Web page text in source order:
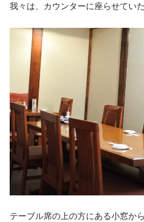
我々は、カウンターに座らせてい
テーブル席の上の方にある小窓か